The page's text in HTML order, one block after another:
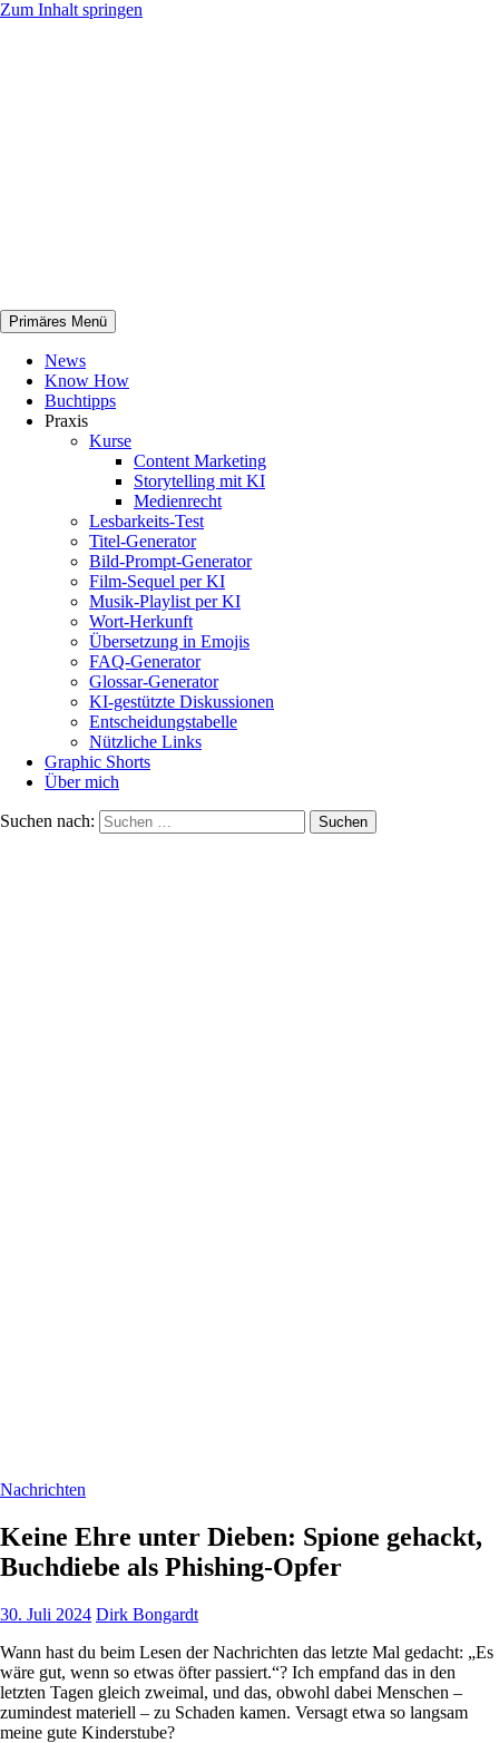
Zum Inhalt springen
netknowhow
Primäres Menü
News
Know How
Buchtipps
Praxis
Kurse
Content Marketing
Storytelling mit KI
Medienrecht
Lesbarkeits-Test
Titel-Generator
Bild-Prompt-Generator
Film-Sequel per KI
Musik-Playlist per KI
Wort-Herkunft
Übersetzung in Emojis
FAQ-Generator
Glossar-Generator
KI-gestützte Diskussionen
Entscheidungstabelle
Nützliche Links
Graphic Shorts
Über mich
Suchen nach:
Nachrichten
Keine Ehre unter Dieben: Spione gehackt,
Buchdiebe als Phishing-Opfer
30. Juli 2024 Dirk Bongardt
Wann hast du beim Lesen der Nachrichten das letzte Mal gedacht: „Es
wäre gut, wenn so etwas öfter passiert.“? Ich empfand das in den
letzten Tagen gleich zweimal, und das, obwohl dabei Menschen –
zumindest materiell – zu Schaden kamen. Versagt etwa so langsam
meine gute Kinderstube?